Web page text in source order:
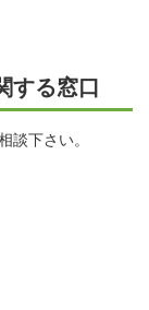
する窓口
談下さい。